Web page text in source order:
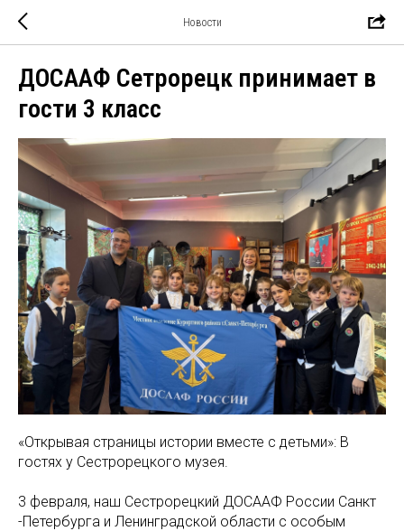
Новости
ДОСААФ Сетрорецк принимает в
гости 3 класс
«Открывая страницы истории вместе с детьми»: В
гостях у Сестрорецкого музея.
3 февраля, наш Сестрорецкий ДОСААФ России Санкт
-Петербурга и Ленинградской области с особым